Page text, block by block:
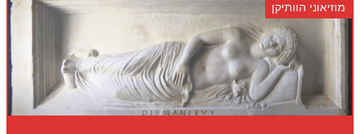
מוזיאוני הוותיקן